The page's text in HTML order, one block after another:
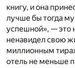
книгу, и она
лучше бы тогда
успешной», — это
ненавидел свою
миллионным
отель не меньше